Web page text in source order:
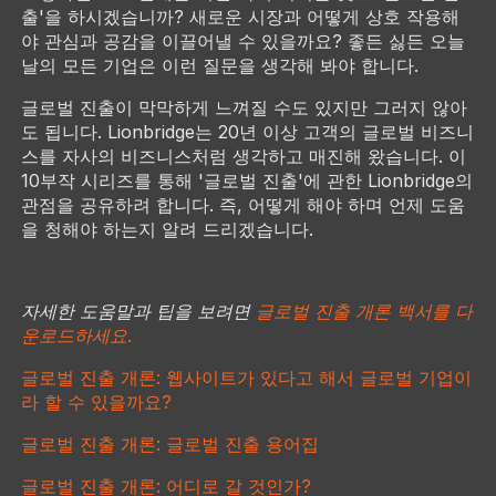
출'을 하시겠습니까? 새로운 시장과 어떻게 상호 작용해
야 관심과 공감을 이끌어낼 수 있을까요? 좋든 싫든 오늘
날의 모든 기업은 이런 질문을 생각해 봐야 합니다.
글로벌 진출이 막막하게 느껴질 수도 있지만 그러지 않아
도 됩니다. Lionbridge는 20년 이상 고객의 글로벌 비즈니
스를 자사의 비즈니스처럼 생각하고 매진해 왔습니다. 이
10부작 시리즈를 통해 '글로벌 진출'에 관한 Lionbridge의
관점을 공유하려 합니다. 즉, 어떻게 해야 하며 언제 도움
을 청해야 하는지 알려 드리겠습니다.
자세한 도움말과 팁을 보려면 글로벌 진출 개론 백서를 다
운로드하세요.
글로벌 진출 개론: 웹사이트가 있다고 해서 글로벌 기업이
라 할 수 있을까요?
글로벌 진출 개론: 글로벌 진출 용어집
글로벌 진출 개론: 어디로 갈 것인가?